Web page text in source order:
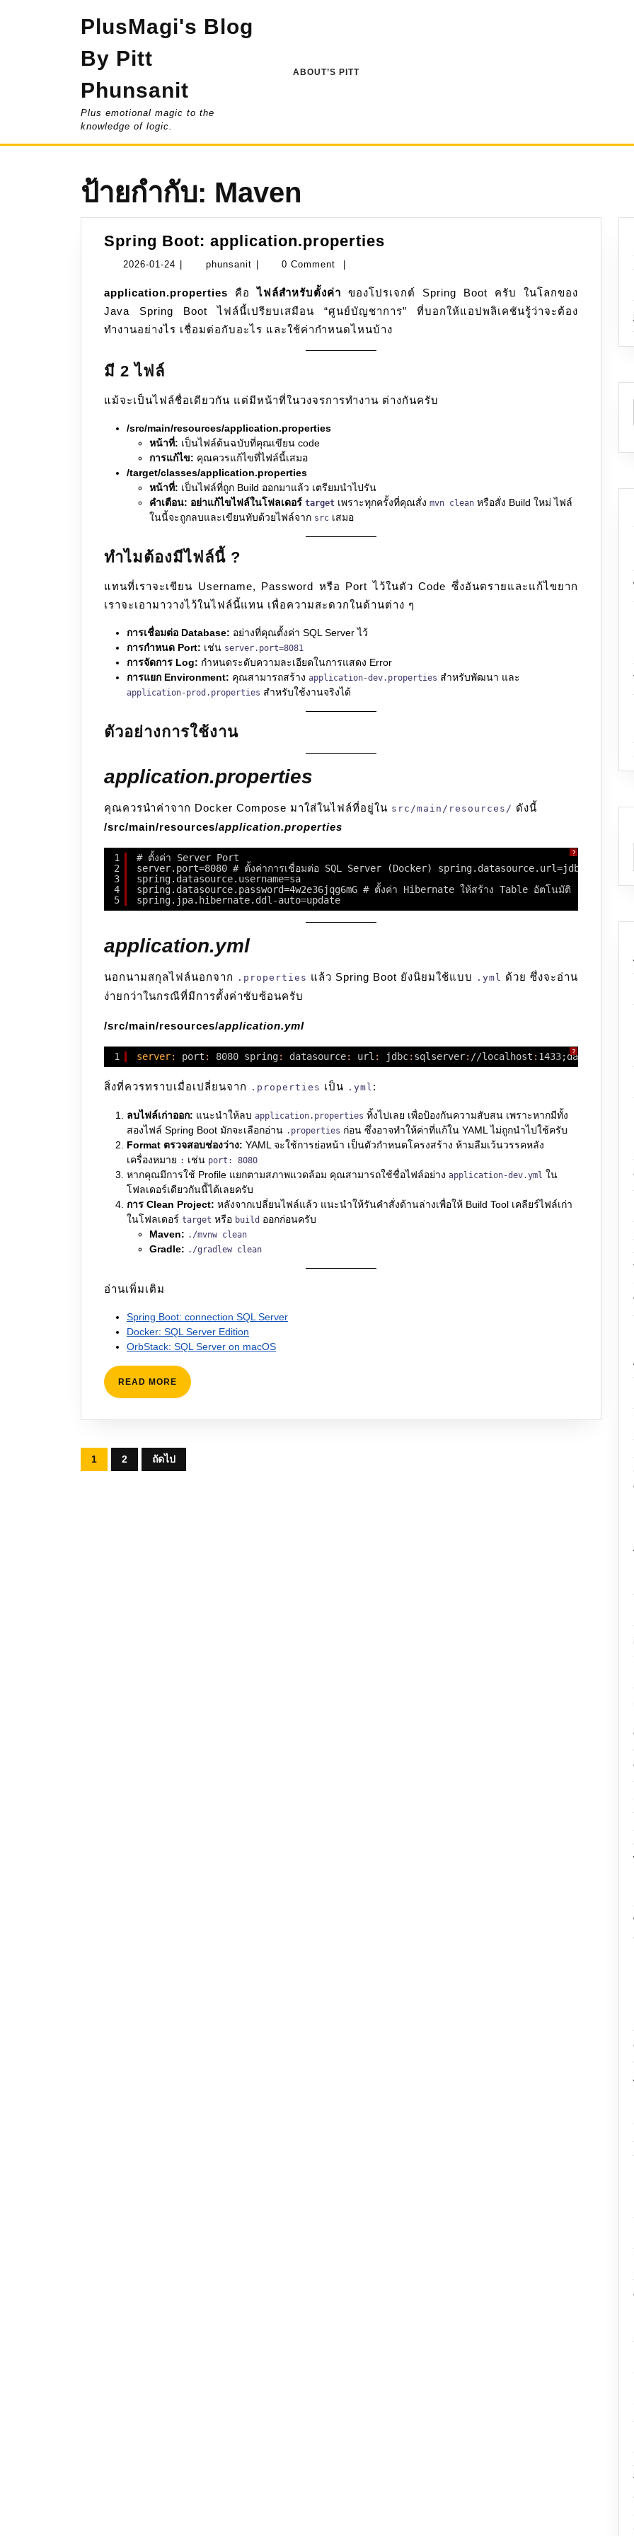
PlusMagi's Blog
By Pitt
Phunsanit
Plus emotional magic to the
knowledge of logic.
ABOUT’S PITT
ป้ายกำกับ: Maven
Spring Boot: application.properties
2026-01-24 2026-
24
phunsanit phunsanit0 Comment
application.properties คือไฟล์สำหรับตั้งค่า ของโปรเจกต์ Spring Boot ครับ ในโลกของ
Java Spring Boot ไฟล์นี้เปรียบเสมือน “ศูนย์บัญชาการ” ที่บอกให้แอปพลิเคชันรู้ว่าจะต้อง
ทำงานอย่างไร เชื่อมต่อกับอะไร และใช้ค่ากำหนดไหนบ้าง
มี 2 ไฟล์
แม้จะเป็นไฟล์ชื่อเดียวกัน แต่มีหน้าที่ในวงจรการทำงาน ต่างกันครับ
/src/main/resources/application.properties
หน้าที่: เป็นไฟล์ต้นฉบับที่คุณเขียน code
การแก้ไข: คุณควรแก้ไขที่ไฟล์นี้เสมอ
/target/classes/application.properties
หน้าที่: เป็นไฟล์ที่ถูก Build ออกมาแล้ว เตรียมนำไปรัน
คำเตือน: อย่าแก้ไขไฟล์ในโฟลเดอร์ target เพราะทุกครั้งที่คุณสั่ง mvn clean หรือสั่ง Build ใหม่ ไฟล์
ในนี้จะถูกลบและเขียนทับด้วยไฟล์จาก src เสมอ
ทำไมต้องมีไฟล์นี้ ?
แทนที่เราจะเขียน Username, Password หรือ Port ไว้ในตัว Code ซึ่งอันตรายและแก้ไขยาก
เราจะเอามาวางไว้ในไฟล์นี้แทน เพื่อความสะดวกในด้านต่าง ๆ
การเชื่อมต่อ Database: อย่างที่คุณตั้งค่า SQL Server ไว้
การกำหนด Port: เช่น server.port=8081
การจัดการ Log: กำหนดระดับความละเอียดในการแสดง Error
การแยก Environment: คุณสามารถสร้าง application-dev.properties สำหรับพัฒนา และ
application-prod.properties สำหรับใช้งานจริงได้
ตัวอย่างการใช้งาน
application.properties
คุณควรนำค่าจาก Docker Compose มาใส่ในไฟล์ที่อยู่ใน src/main/resources/ ดังนี้
/src/main/resources/application.properties
?
1
2
3
4
5
# ตั้งค่า Server Port
server.port=8080 # ตั้งค่าการเชื่อมต่อ SQL Server (Docker)
spring.datasource.username=sa
spring.datasource.password=4w2e36jqg6mG # ตั้งค่า Hibernate ให้สร้าง Table อัตโนมัติ
spring.jpa.hibernate.ddl-auto=update
application.yml
นอกนามสกุลไฟล์นอกจาก .properties แล้ว Spring Boot ยังนิยมใช้แบบ .yml ด้วย ซึ่งจะอ่าน
ง่ายกว่าในกรณีที่มีการตั้งค่าซับซ้อนครับ
/src/main/resources/application.yml
?
1 server: port : 8080 spring: datasource: url : jdbc: sqlserver: //localhost :
สิ่งที่ควรทราบเมื่อเปลี่ยนจาก .properties เป็น .yml :
ลบไฟล์เก่าออก: แนะนำให้ลบ application.properties ทิ้งไปเลย เพื่อป้องกันความสับสน เพราะหากมีทั้ง
สองไฟล์ Spring Boot มักจะเลือกอ่าน .properties ก่อน ซึ่งอาจทำให้ค่าที่แก้ใน YAML ไม่ถูกนำไปใช้ครับ
Format ตรวจสอบช่องว่าง: YAML จะใช้การย่อหน้า เป็นตัวกำหนดโครงสร้าง ห้ามลืมเว้นวรรคหลัง
เครื่องหมาย : เช่น port: 8080
หากคุณมีการใช้ Profile แยกตามสภาพแวดล้อม คุณสามารถใช้ชื่อไฟล์อย่าง application-dev.yml ใน
โฟลเดอร์เดียวกันนี้ได้เลยครับ
การ Clean Project: หลังจากเปลี่ยนไฟล์แล้ว แนะนำให้รันคำสั่งด้านล่างเพื่อให้ Build Tool เคลียร์ไฟล์เก่า
ในโฟลเดอร์ target หรือ build ออกก่อนครับ
Maven: ./mvnw clean
Gradle: ./gradlew clean
อ่านเพิ่มเติม
Spring Boot: connection SQL Server
Docker: SQL Server Edition
OrbStack: SQL Server on macOS
READ MORE READ
MORE
Posts
1 2 ถัดไป